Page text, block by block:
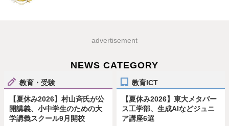
advertisement
NEWS CATEGORY
教育・受験
【夏休み2026】村山斉氏が公
開講義、小中学生のための大
学講義スクール9月開校
教育ICT
【夏休み2026】東大メタバー
ス工学部、生成AIなどジュニ
ア講座6選